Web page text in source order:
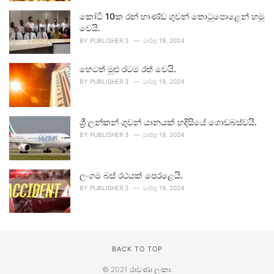
කෝටි 10ක රන් භාණ්ඩ ගුවන් තොටුපොළෙන් හමු
වෙයි.
BY PUBLISHER 3 මාර්තු 19, 2024
හෙටත් මුළු රටම රත් වෙයි.
BY PUBLISHER 3 මාර්තු 19, 2024
ශ්‍රී ලන්කන් ගුවන් යානයක් හදිසියේ ගොඩබස්වයි.
BY PUBLISHER 3 මාර්තු 19, 2024
ලංගම බස් රථයක් පෙරළෙයි.
BY PUBLISHER 3 මාර්තු 19, 2024
BACK TO TOP
© 2021 රාවණා ලංකා.